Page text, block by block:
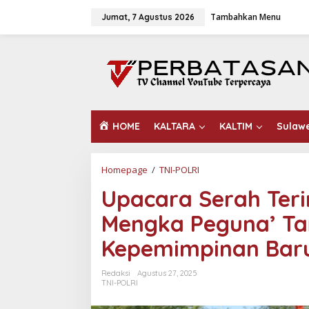
Jumat, 7 Agustus 2026 Tambahkan Menu
HOME KALTARA KALTIM
Homepage / TNI-POLRI
a
c
a
a
S
Upacara Serah
Mengka Peguna’
Kepemimpinan
Redaksi
Agustus 27, 2025
TNI-POLRI